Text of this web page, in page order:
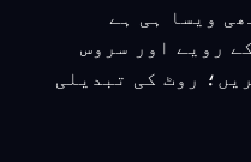
ویسا ہی ہے
اکاؤنٹ، ایپ سیشن، DNS کے رویے اور سروس
روٹ کی تبدیلی